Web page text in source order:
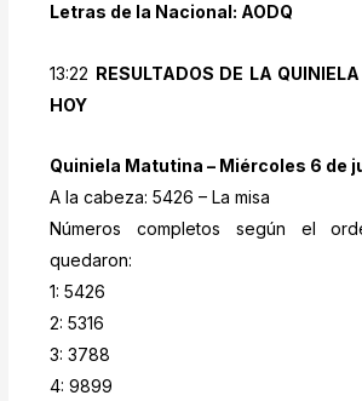
Letras de la Nacional: AODQ
13:22 RESULTADOS DE LA
HOY
Quiniela Matutina – Miércoles 6 de
A la cabeza: 5426 – La misa
Números completos según el
quedaron:
1: 5426
2: 5316
3: 3788
4: 9899